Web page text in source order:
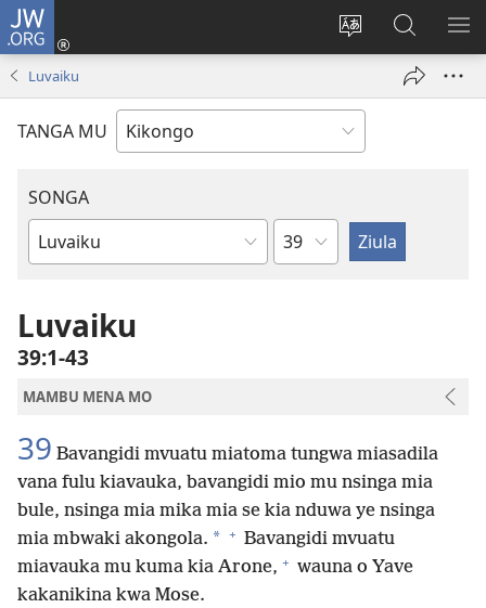
JW.ORG
Soba
nding'a
Kota
(opens
Vavulula
muna
JW.ORG
Luvaiku
TANGA MU
SONGA
Bible
Kapu
Luvaiku
39:1-43
MAMBU MENA MO
39 Bavangidi mvuatu miatoma tungwa miasadila
vana fulu kiavauka, bavangidi mio mu nsinga mia
bule, nsinga mia mika mia se kia nduwa ye nsinga
mia mbwaki akongola. * + Bavangidi mvuatu
miavauka mu kuma kia Arone, + wauna o Yave
kakanikina kwa Mose.